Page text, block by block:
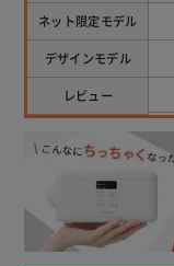
ネット限定モデル
デザインモデル
レビュー